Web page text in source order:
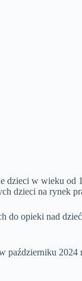
dzieci w wieku od
dzieci na rynek
do opieki nad
październiku